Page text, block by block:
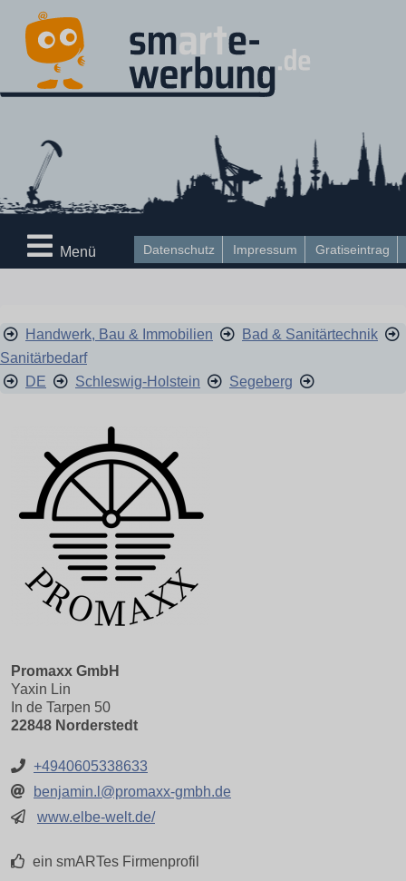
Datenschutz Impressum Gratiseintrag
Menü
Handwerk, Bau & Immobilien
Bad & Sanitärtechnik
Sanitärbedarf
DE
Schleswig-Holstein Segeberg
Promaxx GmbH
Yaxin Lin
In de Tarpen 50
22848 Norderstedt
+4940605338633
benjamin.l@promaxx-gmbh.de
www.elbe-welt.de/
ein smARTes Firmenprofil